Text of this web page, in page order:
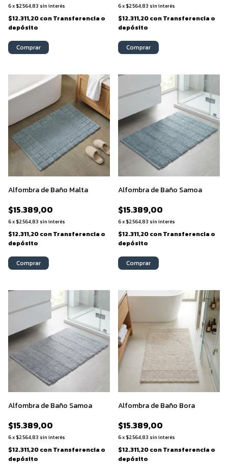
6x $2.564,83 sin interés
$12.311,20conTransferencia o
depósito
Comprar
6x $2.564,83 sin interés
$12.311,20conTransferencia o
depósito
Comprar
Alfombra de Baño Malta
$15.389,00
6x $2.564,83 sin interés
$12.311,20conTransferencia o
depósito
Comprar
Alfombra de Baño Samoa
$15.389,00
6x $2.564,83 sin interés
$12.311,20conTransferencia o
depósito
Comprar
Alfombra de Baño Samoa
$15.389,00
6x $2.564,83 sin interés
$12.311,20conTransferencia o
depósito
Alfombra de Baño Bora
$15.389,00
6x $2.564,83 sin interés
$12.311,20conTransferencia o
depósito